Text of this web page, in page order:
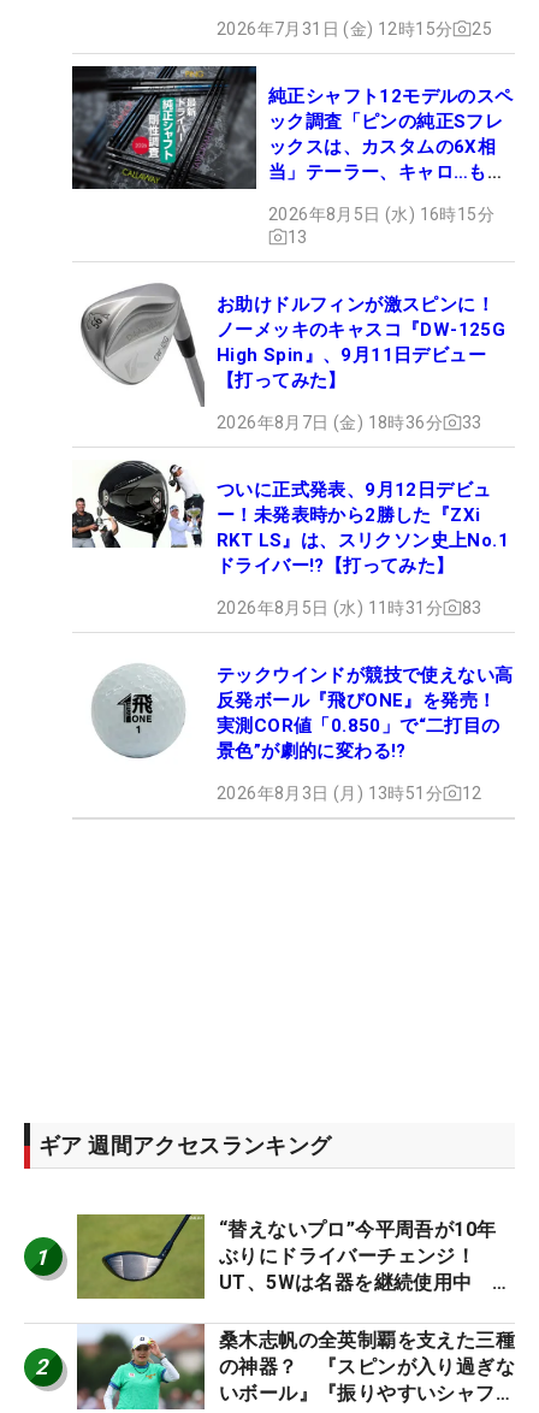
2026年7月31日 (金) 12時15分 25
純正シャフト12モデルのスペ
ック調査「ピンの純正Sフレ
ックスは、カスタムの6X相
当」テーラー、キャロ…もチ
2026年8月5日 (水) 16時15分
13
お助けドルフィンが激スピンに！
ノーメッキのキャスコ『DW-125G
High Spin』、9月11日デビュー
【打ってみた】
2026年8月7日 (金) 18時36分 33
ついに正式発表、9月12日デビュ
ー！未発表時から2勝した『ZXi
RKT LS』は、スリクソン史上No.1
ドライバー!?【打ってみた】
2026年8月5日 (水) 11時31分 83
テックウインドが競技で使えない高
反発ボール『飛びONE』を発売！
実測COR値「0.850」で“二打目の
景色”が劇的に変わる!?
2026年8月3日 (月) 13時51分 12
ギア 週間アクセスランキング
1
“替えないプロ”今平周吾が10年
ぶりにドライバーチェンジ！
UT、5Wは名器を継続使用中 #
2
桑木志帆の全英制覇を支えた三種
の神器？ 『スピンが入り過ぎな
いボール』『振りやすいシャフ